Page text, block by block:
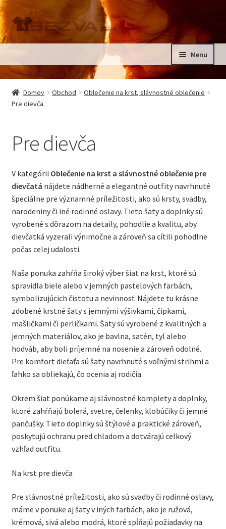
Preskočiť
na
navigáciu
Preskočiť
na
obsah
Menu
Domov
Pre deti
Domov Obchod
Oblečenie na krst, slávnostné oblečenie
Pre dievča
Pre dievča
V kategórii Oblečenie na krst a slávnostné oblečenie pre
dievčatá nájdete nádherné a elegantné outfity navrhnuté
špeciálne pre významné príležitosti, ako sú krsty, svadby,
narodeniny či iné rodinné oslavy. Tieto šaty a doplnky sú
vyrobené s dôrazom na detaily, pohodlie a kvalitu, aby
dievčatká vyzerali výnimočne a zároveň sa cítili pohodlne
počas celej udalosti.
Naša ponuka zahŕňa široký výber šiat na krst, ktoré sú
spravidla biele alebo v jemných pastelových farbách,
symbolizujúcich čistotu a nevinnosť. Nájdete tu krásne
zdobené krstné šaty s jemnými výšivkami, čipkami,
mašličkami či perličkami. Šaty sú vyrobené z kvalitných a
jemných materiálov, ako je bavlna, satén, tyl alebo
hodváb, aby boli príjemné na nosenie a zároveň odolné.
Pre komfort dieťaťa sú šaty navrhnuté s voľnými strihmi a
ľahko sa obliekajú, čo ocenia aj rodičia.
Okrem šiat ponúkame aj slávnostné komplety a doplnky,
ktoré zahŕňajú bolerá, svetre, čelenky, klobúčiky či jemné
pančušky. Tieto doplnky sú štýlové a praktické zároveň,
poskytujú ochranu pred chladom a dotvárajú celkový
vzhľad outfitu.
Na krst pre dievča
Pre slávnostné príležitosti, ako sú svadby či rodinné oslavy,
máme v ponuke aj šaty v iných farbách, ako je ružová,
krémová, sivá alebo modrá, ktoré spĺňajú požiadavky na